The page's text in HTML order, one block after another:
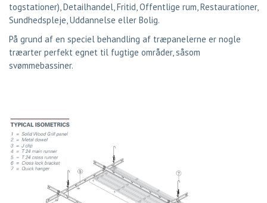
togstationer), Detailhandel, Fritid, Offentlige rum, Restaurationer,
Sundhedspleje, Uddannelse eller Bolig.
På grund af en speciel behandling af træpanelerne er nogle
træarter perfekt egnet til fugtige områder, såsom
svømmebassiner.